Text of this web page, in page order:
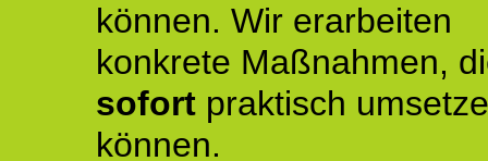
können. Wir erarbeiten
konkrete Maßnahmen,
sofort praktisch
können.